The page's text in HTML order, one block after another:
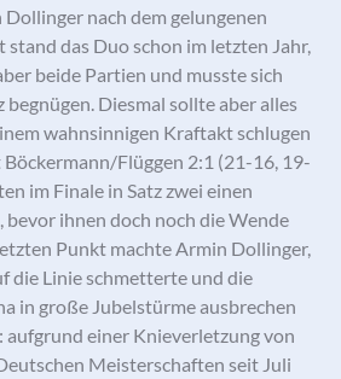
nach dem gelungenen
das Duo schon im letzten Jahr,
beide Partien und musste sich
Diesmal sollte aber alles
wahnsinnigen Kraftakt schlugen
Flüggen 2:1 (21-16, 19-
im Finale in Satz zwei einen
ihnen doch noch die Wende
Punkt machte Armin Dollinger,
die Linie schmetterte und die
in große Jubelstürme ausbrechen
aufgrund einer Knieverletzung von
Meisterschaften seit Juli